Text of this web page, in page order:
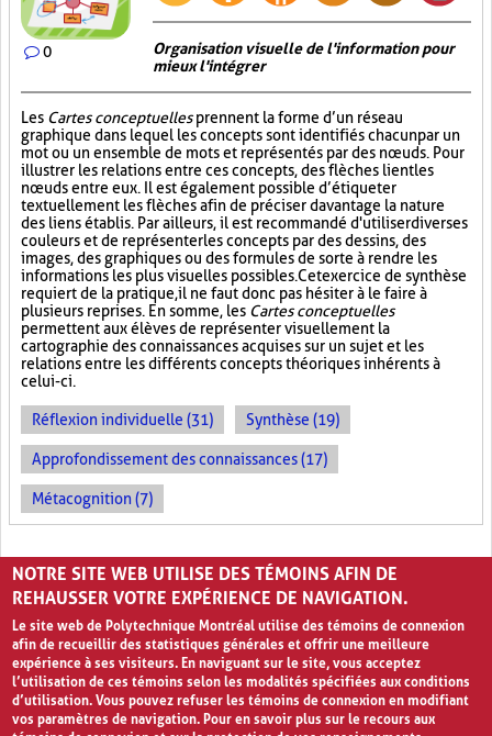
0
Organisation visuelle de l'information pour
mieux l'intégrer
Les Cartes conceptuellesprennent la forme d’un réseau
graphique dans lequel les concepts sont identifiés chacun par un
mot ou un ensemble de mots et représentés par des nœuds. Pour
illustrer les relations entre ces concepts, des flèches lient les
nœuds entre eux. Il est également possible d’étiqueter
textuellement les flèches afin de préciser davantage la nature
des liens établis. Par ailleurs, il est recommandé d'utiliser diverses
couleurs et de représenter les concepts par des dessins, des
images, des graphiques ou des formules de sorte à rendre les
informations les plus visuelles possibles. Cet exercice de synthèse
requiert de la pratique, il ne faut donc pas hésiter à le faire à
plusieurs reprises. En somme, les Cartes conceptuelles
permettent aux élèves de représenter visuellement la
cartographie des connaissances acquises sur un sujet et les
relations entre les différents concepts théoriques inhérents à
celui-ci.
Réflexion individuelle (31) Synthèse (19)
Approfondissement des connaissances (17)
Métacognition (7)
PAGES
« ‹ 1 2
NOTRE SITE WEB UTILISE DES TÉMOINS AFIN DE
REHAUSSER VOTRE EXPÉRIENCE DE NAVIGATION.
Le site web de Polytechnique Montréal utilise des témoins de connexion
afin de recueillir des statistiques générales et offrir une meilleure
expérience à ses visiteurs. En naviguant sur le site, vous acceptez
l’utilisation de ces témoins selon les modalités spécifiées aux conditions
d’utilisation. Vous pouvez refuser les témoins de connexion en modifiant
vos paramètres de navigation. Pour en savoir plus sur le recours aux